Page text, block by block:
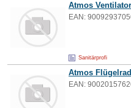
Atmos
EAN:
Sanitärprofi
Atmos
EAN: